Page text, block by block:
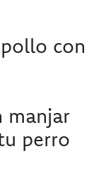
con
manjar
perro